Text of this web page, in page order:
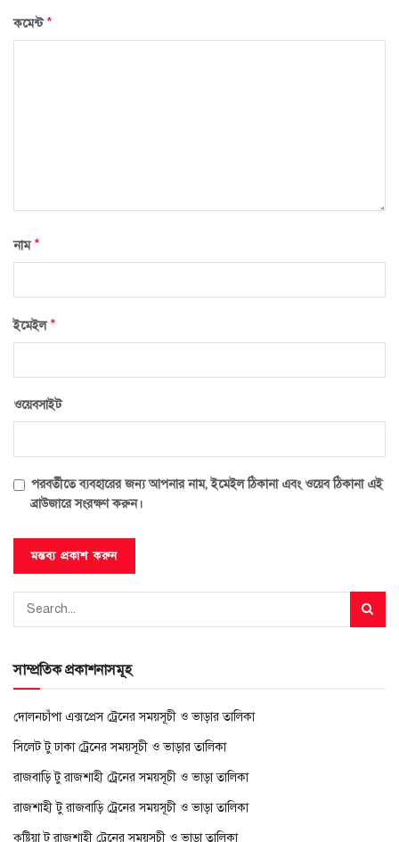
কমেন্ট*
নাম*
ইমেইল*
ওয়েবসাইট
পরবর্তীতে ব্যবহারের জন্য আপনার নাম, ইমেইল ঠিকানা এবং ওয়েব ঠিকানা এই
ব্রাউজারে সংরক্ষণ করুন।
সাম্প্রতিক প্রকাশনাসমূহ
দোলনচাঁপা এক্সপ্রেস ট্রেনের সময়সূচী ও ভাড়ার তালিকা
সিলেট টু ঢাকা ট্রেনের সময়সূচী ও ভাড়ার তালিকা
রাজবাড়ি টু রাজশাহী ট্রেনের সময়সূচী ও ভাড়া তালিকা
রাজশাহী টু রাজবাড়ি ট্রেনের সময়সূচী ও ভাড়া তালিকা
কুষ্টিয়া টু রাজশাহী ট্রেনের সময়সূচী ও ভাড়া তালিকা